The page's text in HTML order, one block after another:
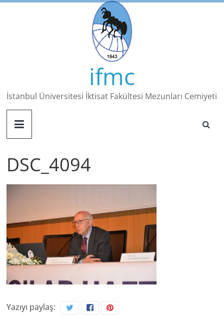
Skip
ifmc
İstanbul Üniversitesi İktisat Fakültesi Mezunları Cemiyeti
DSC_4094
Yazıyı paylaş: